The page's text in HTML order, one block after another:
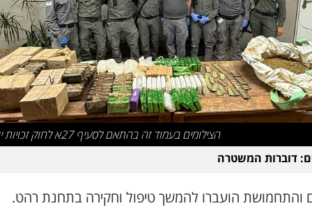
הצילומים בעמוד זה בהתאם לסעיף 27א לחוק זכויות יוצרים
דוברות המשטרה
והתחמושת הועברו להמשך טיפול וחקירה בתחנת רהט.